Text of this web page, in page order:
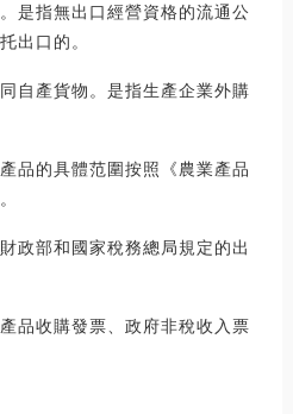
是指無出口經營資格的流通公
出口的。
自產貨物。是指生產企業外購
品的具體范圍按照《農業產品
政部和國家稅務總局規定的出
品收購發票、政府非稅收入票